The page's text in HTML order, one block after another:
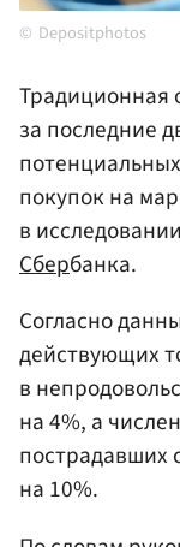
Depositphotos
Традиционная
за последние
покупок на
в
Сбербанка.
Согласно
действующих
в
на 4%, а
пострадавших
на 10%.